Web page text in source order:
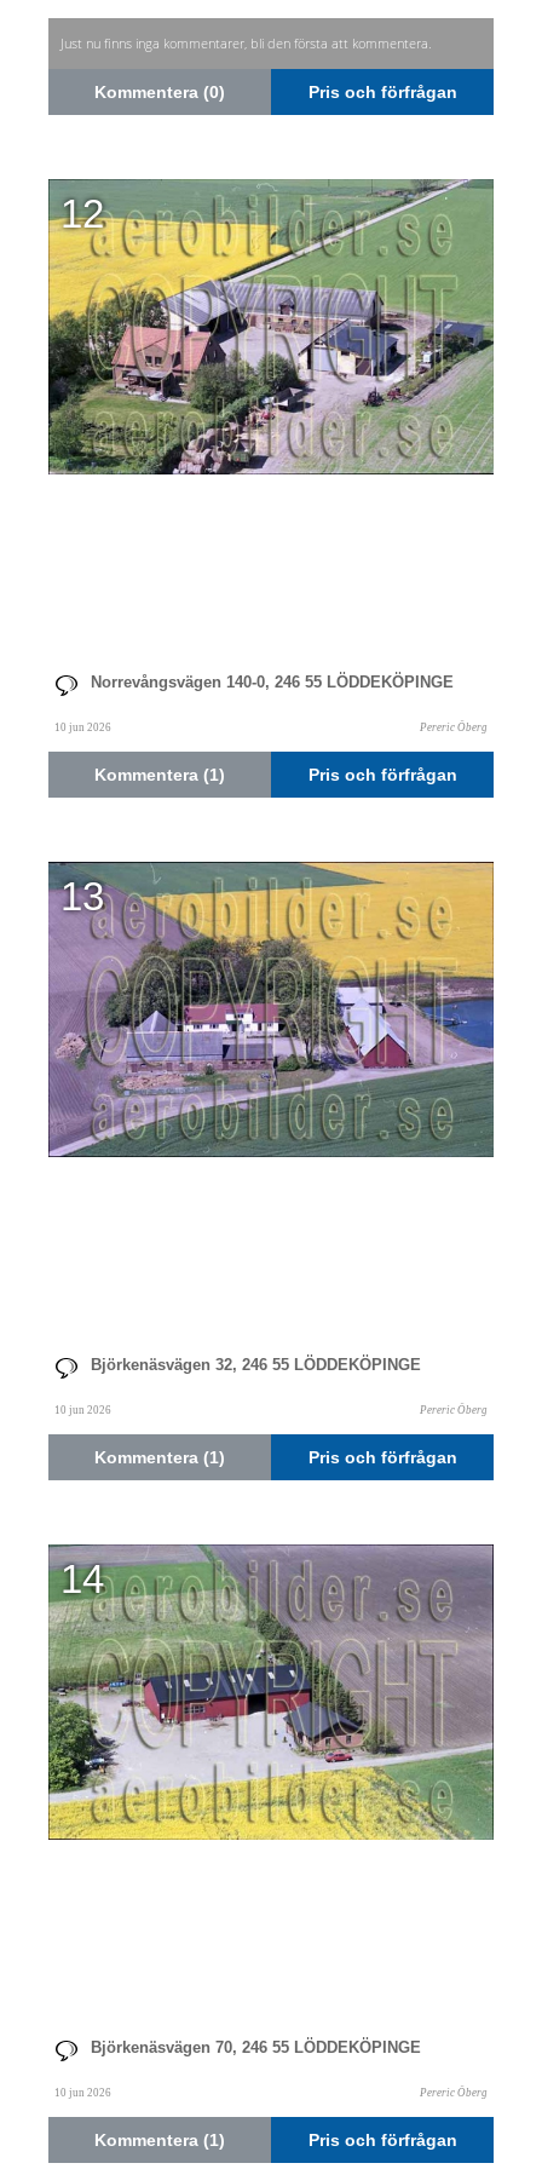
Just nu finns inga kommentarer, bli den första att kommentera.
Kommentera (0) Pris och förfrågan
12
Norrevångsvägen 140-0, 246 55 LÖDDEKÖPINGE
10 jun 2026 Pereric Öberg
Kommentera (1) Pris och förfrågan
13
Björkenäsvägen 32, 246 55 LÖDDEKÖPINGE
10 jun 2026 Pereric Öberg
Kommentera (1) Pris och förfrågan
14
Björkenäsvägen 70, 246 55 LÖDDEKÖPINGE
10 jun 2026 Pereric Öberg
Kommentera (1) Pris och förfrågan